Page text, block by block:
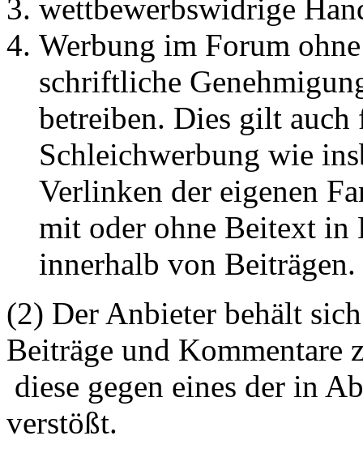
wettbewerbswidrige
Werbung im Forum
schriftliche
betreiben. Dies gilt auch
Schleichwerbung wie
Verlinken der eigenen
mit oder ohne Beitext in
innerhalb von Beiträgen.
(2) Der Anbieter behält
Beiträge und Kommentare
diese gegen eines der in
verstößt.